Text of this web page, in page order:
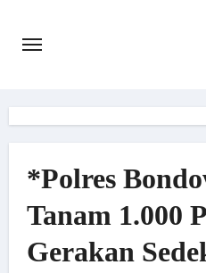
*Polres
Tanam 1.000
Gerakan